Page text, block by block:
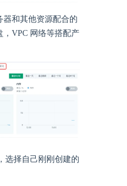
器和其他资源配合的
VPC 网络等搭配产
选择自己刚刚创建的